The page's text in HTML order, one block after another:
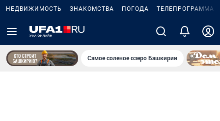
НЕДВИЖИМОСТЬ ЗНАКОМСТВА ПОГОДА ТЕЛЕПРОГРАММА
Самое соленое озеро Башкирии